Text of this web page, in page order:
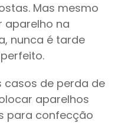
Mas mesmo
aparelho na
nunca é tarde
casos de perda de
aparelhos
para confecção